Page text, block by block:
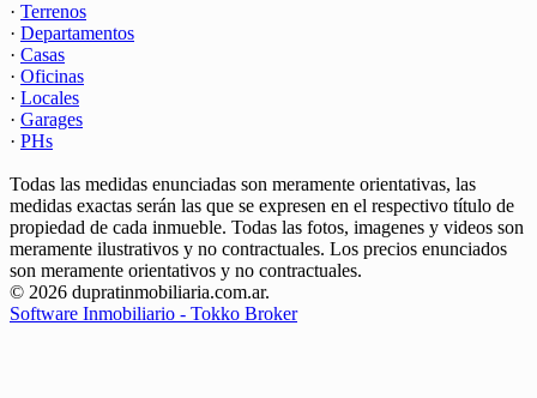
· Terrenos
· Departamentos
· Casas
· Oficinas
· Locales
· Garages
· PHs
Todas las medidas enunciadas son meramente orientativas, las
medidas exactas serán las que se expresen en el respectivo título de
propiedad de cada inmueble. Todas las fotos, imagenes y videos son
meramente ilustrativos y no contractuales. Los precios enunciados
son meramente orientativos y no contractuales.
© 2026 dupratinmobiliaria.com.ar.
Software Inmobiliario - Tokko Broker